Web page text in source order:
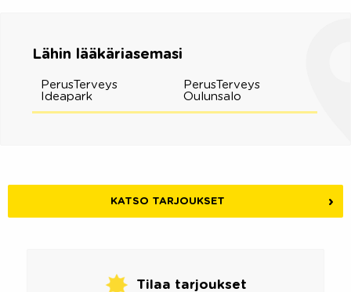
Lähin lääkäriasemasi
PerusTerveys
Ideapark
PerusTerveys
Oulunsalo
KATSO TARJOUKSET
Tilaa tarjoukset